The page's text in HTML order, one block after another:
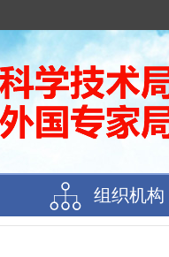
组织机构